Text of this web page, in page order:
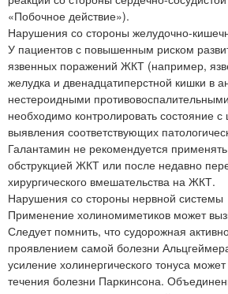
«Побочное действие»).
Нарушения со стороны желудочно-
У пациентов с повышенным риском
язвенных поражений ЖКТ (например,
желудка и двенадцатиперстной кишки в
нестероидными
необходимо контролировать состояние
выявления соответствующих
Галантамин не рекомендуется
обструкцией ЖКТ или после недавно
хирургического вмешательства на ЖКТ.
Нарушения со стороны нервной системы
Применение холиномиметиков может
Следует помнить, что судорожная
проявлением самой болезни
усиление холинергического тонуса
течения болезни Паркинсона.